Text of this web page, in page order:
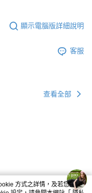
顯示電腦版詳細說明
客服
查看全部
方式之詳情，及若您不希